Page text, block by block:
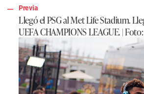
Previa
Llegó el PSG al Met Life Stadium.
UEFA CHAMPIONS LEAGUE. | Foto: